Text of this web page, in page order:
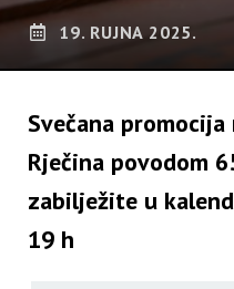
19. RUJNA 2025.
Svečana
Rječina povodom
zabilježite u
19 h